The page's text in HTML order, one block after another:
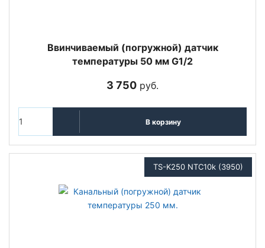
Ввинчиваемый (погружной) датчик
температуры 50 мм G1/2
3 750 руб.
В корзину
TS-K250 NTC10k (3950)